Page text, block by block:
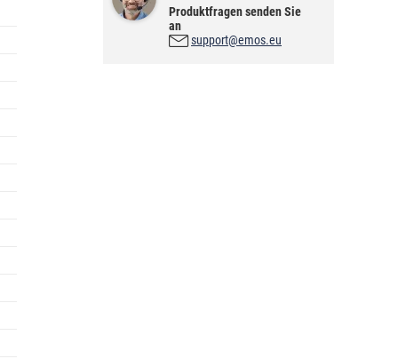
Produktfragen senden Sie
an
support@emos.eu